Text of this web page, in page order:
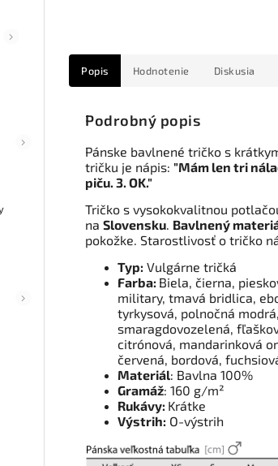
Popis Hodnotenie Diskusia
Podrobný popis
Pánske bavlnené tričko s
tričku je nápis: "Mám len tri
piču. 3. OK."
Tričko s vysokokvalitnou
na Slovensku. Bavlnený
pokožke. Starostlivosť o tričko
Typ: Vulgárne tričká
Farba: Biela, čierna,
military, tmavá bridlica,
tyrkysová, polnočná
smaragdovozelená,
citrónová, mandarinková
červená, bordová,
Materiál: Bavlna 100%
Gramáž: 160 g/m²
Rukávy: Krátke
Výstrih: O-výstrih